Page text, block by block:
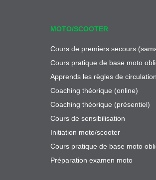
MOTO/SCOOTER
Cours de premiers secours
Cours pratique de base moto
Apprends les règles de circulation
Coaching théorique (online)
Coaching théorique (présentiel)
Cours de sensibilisation
Initiation moto/scooter
Cours pratique de base moto
Préparation examen moto